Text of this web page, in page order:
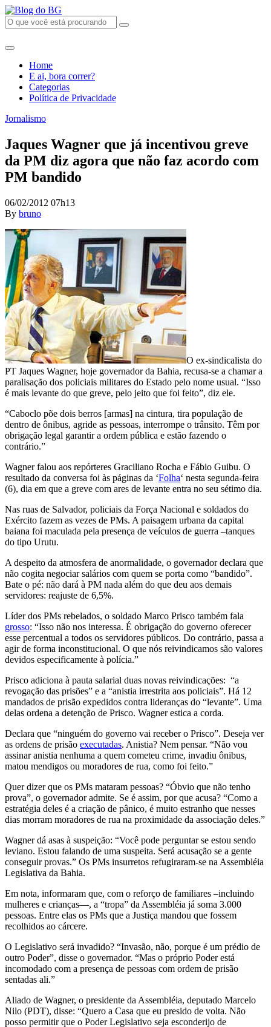
Home
E ai, bora correr?
Categorias
Política de Privacidade
Jornalismo
Jaques Wagner que já incentivou greve
da PM diz agora que não faz acordo com
PM bandido
06/02/2012 07h13
By bruno
O ex-sindicalista do
PT Jaques Wagner, hoje governador da Bahia, recusa-se a chamar a
paralisação dos policiais militares do Estado pelo nome usual. “Isso
é mais levante do que greve, pelo jeito que foi feito”, diz ele.
“Caboclo põe dois berros [armas] na cintura, tira população de
dentro de ônibus, agride as pessoas, interrompe o trânsito. Têm por
obrigação legal garantir a ordem pública e estão fazendo o
contrário.”
Wagner falou aos repórteres Graciliano Rocha e Fábio Guibu. O
resultado da conversa foi às páginas da ‘Folha‘ nesta segunda-feira
(6), dia em que a greve com ares de levante entra no seu sétimo dia.
Nas ruas de Salvador, policiais da Força Nacional e soldados do
Exército fazem as vezes de PMs. A paisagem urbana da capital
baiana foi maculada pela presença de veículos de guerra –tanques
do tipo Urutu.
A despeito da atmosfera de anormalidade, o governador declara que
não cogita negociar salários com quem se porta como “bandido”.
Bate o pé: não dará à PM nada além do que deu aos demais
servidores: reajuste de 6,5%.
Líder dos PMs rebelados, o soldado Marco Prisco também fala
grosso: “Isso não nos interessa. É obrigação do governo oferecer
esse percentual a todos os servidores públicos. Do contrário, passa a
agir de forma inconstitucional. O que nós reivindicamos são valores
devidos especificamente à polícia.”
Prisco adiciona à pauta salarial duas novas reivindicações: “a
revogação das prisões” e a “anistia irrestrita aos policiais”. Há 12
mandados de prisão expedidos contra lideranças do “levante”. Uma
delas ordena a detenção de Prisco. Wagner estica a corda.
Declara que “ninguém do governo vai receber o Prisco”. Deseja ver
as ordens de prisão executadas. Anistia? Nem pensar. “Não vou
assinar anistia nenhuma a quem cometeu crime, invadiu ônibus,
matou mendigos ou moradores de rua, como foi feito.”
Quer dizer que os PMs mataram pessoas? “Óbvio que não tenho
prova”, o governador admite. Se é assim, por que acusa? “Como a
estratégia deles é a criação de pânico, é muito estranho que nesses
dias morram moradores de rua na proximidade da associação deles.”
Wagner dá asas à suspeição: “Você pode perguntar se estou sendo
leviano. Estou falando de uma suspeita. Será acusação se a gente
conseguir provas.” Os PMs insurretos refugiraram-se na Assembléia
Legislativa da Bahia.
Em nota, informaram que, com o reforço de familiares –incluindo
mulheres e crianças—, a “tropa” da Assembléia já soma 3.000
pessoas. Entre elas os PMs que a Justiça mandou que fossem
recolhidos ao cárcere.
O Legislativo será invadido? “Invasão, não, porque é um prédio de
outro Poder”, disse o governador. “Mas o próprio Poder está
incomodado com a presença de pessoas com ordem de prisão
sentadas ali.”
Aliado de Wagner, o presidente da Assembléia, deputado Marcelo
Nilo (PDT), disse: “Quero a Casa que eu presido de volta. Não
posso permitir que o Poder Legislativo seja esconderijo de